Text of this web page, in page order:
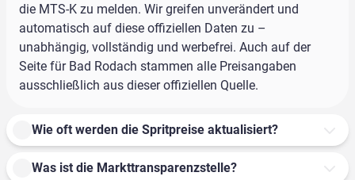
die MTS-K zu melden. Wir greifen unverändert und
automatisch auf diese offiziellen Daten zu –
unabhängig, vollständig und werbefrei. Auch auf der
Seite für Bad Rodach stammen alle Preisangaben
ausschließlich aus dieser offiziellen Quelle.
Wie oft werden die Spritpreise aktualisiert?
Was ist die Markttransparenzstelle?